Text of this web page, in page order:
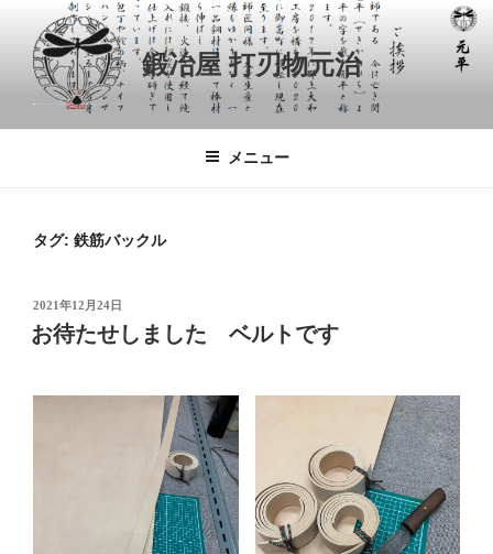
鍛冶屋 打刃物元治
メニュー
タグ: 鉄筋バックル
投
稿
日:
2021年12月24日
お待たせしました ベルトです